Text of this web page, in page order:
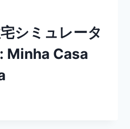
シミュレータ
Minha Casa